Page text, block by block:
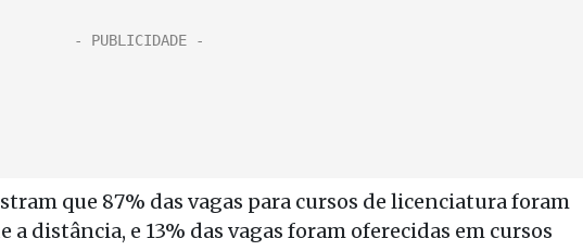
que 87% das vagas para cursos de licenciatura foram
distância, e 13% das vagas foram oferecidas em cursos